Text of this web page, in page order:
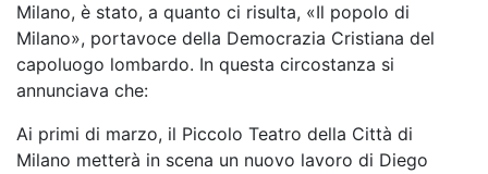
Milano, è stato, a quanto ci risulta, «Il popolo di
Milano», portavoce della Democrazia Cristiana del
capoluogo lombardo. In questa circostanza si
annunciava che:
Ai primi di marzo, il Piccolo Teatro della Città di
Milano metterà in scena un nuovo lavoro di Diego